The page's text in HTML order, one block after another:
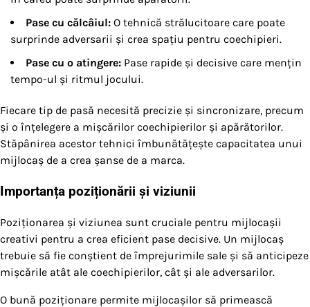
Pase cu călcâiul: O tehnică strălucitoare care poate
surprinde adversarii și crea spațiu pentru coechipieri.
Pase cu o atingere: Pase rapide și decisive care mențin
tempo-ul și ritmul jocului.
Fiecare tip de pasă necesită precizie și sincronizare, precum
și o înțelegere a mișcărilor coechipierilor și apărătorilor.
Stăpânirea acestor tehnici îmbunătățește capacitatea unui
mijlocaș de a crea șanse de a marca.
Importanța poziționării și viziunii
Poziționarea și viziunea sunt cruciale pentru mijlocașii
creativi pentru a crea eficient pase decisive. Un mijlocaș
trebuie să fie conștient de împrejurimile sale și să anticipeze
mișcările atât ale coechipierilor, cât și ale adversarilor.
O bună poziționare permite mijlocașilor să primească